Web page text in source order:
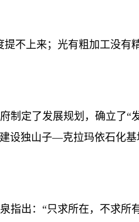
不上来；光有粗加工没有
定了发展规划，确立了“
设独山子—克拉玛依石化
出：“只求所在，不求所